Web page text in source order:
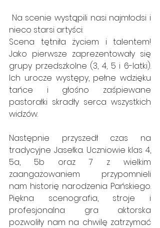
Na scenie wystąpili nasi najmłodsi i
nieco starsi artyści:
Scena tętniła życiem i talentem!
Jako pierwsze zaprezentowały się
grupy przedszkolne (3, 4, 5 i 6-latki).
Ich urocze występy, pełne wdzięku
tańce i głośno zaśpiewane
pastorałki skradły serca wszystkich
widzów.
Następnie przyszedł czas na
tradycyjne Jasełka. Uczniowie klas 4,
5a, 5b oraz 7 z wielkim
zaangażowaniem przypomnieli
nam historię narodzenia Pańskiego.
Piękna scenografia, stroje i
profesjonalna gra aktorska
pozwoliły nam na chwilę zatrzymać